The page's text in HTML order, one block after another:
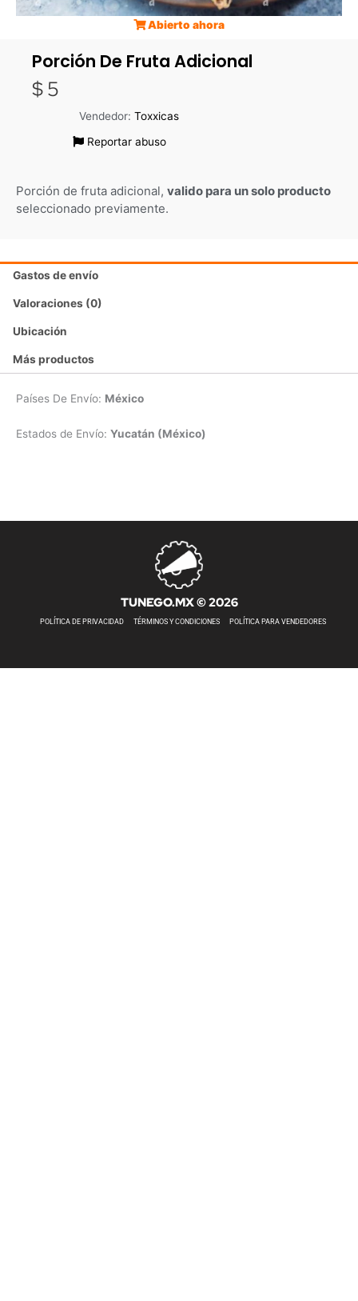
Abierto ahora
Porción De Fruta Adicional
$5
Vendedor: Toxxicas
Reportar abuso
Porción de fruta adicional, valido para un solo producto
seleccionado previamente.
Gastos de envío
Valoraciones (0)
Ubicación
Más productos
Países De Envío: México
Estados de Envío: Yucatán (México)
TUNEGO.MX © 2026
POLÍTICA DE PRIVACIDAD TÉRMINOS Y CONDICIONES POLÍTICA PARA VENDEDORES